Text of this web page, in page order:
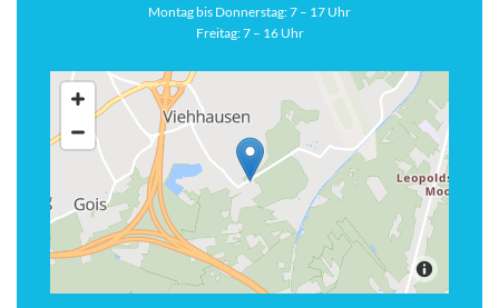
Montag bis Donnerstag: 7 – 17 Uhr
Freitag: 7 – 16 Uhr